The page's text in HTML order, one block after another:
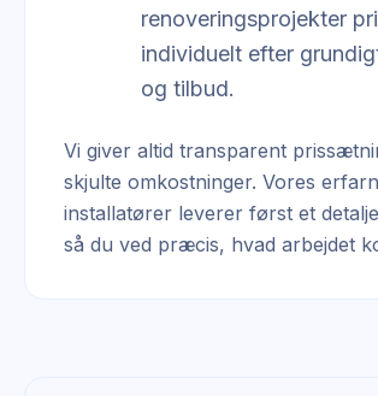
renoveringsprojekter
individuelt efter
og tilbud.
Vi giver altid transparent
skjulte omkostninger. Vores
installatører leverer først et
så du ved præcis, hvad arbejdet